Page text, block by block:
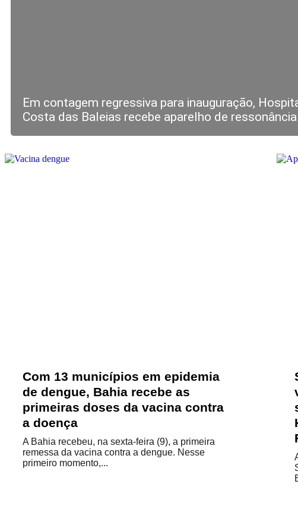
Em contagem regressiva para inauguração,
Costa das Baleias recebe aparelho de
Com 13 municípios em epidemia
de dengue, Bahia recebe as
primeiras doses da vacina contra
a doença
A Bahia recebeu, na sexta-feira (9), a primeira
remessa da vacina contra a dengue. Nesse
primeiro momento,...